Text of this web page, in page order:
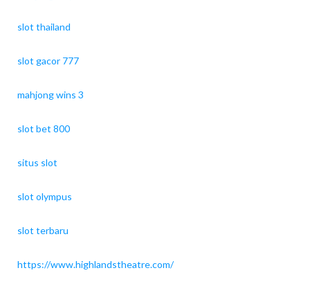
slot thailand
slot gacor 777
mahjong wins 3
slot bet 800
situs slot
slot olympus
slot terbaru
https://www.highlandstheatre.com/